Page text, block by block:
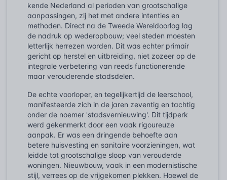
kende Nederland al perioden van grootschalige
aanpassingen, zij het met andere intenties en
methoden. Direct na de Tweede Wereldoorlog lag
de nadruk op wederopbouw; veel steden moesten
letterlijk herrezen worden. Dit was echter primair
gericht op herstel en uitbreiding, niet zozeer op de
integrale verbetering van reeds functionerende
maar verouderende stadsdelen.
De echte voorloper, en tegelijkertijd de leerschool,
manifesteerde zich in de jaren zeventig en tachtig
onder de noemer 'stadsvernieuwing'. Dit tijdperk
werd gekenmerkt door een vaak rigoureuze
aanpak. Er was een dringende behoefte aan
betere huisvesting en sanitaire voorzieningen, wat
leidde tot grootschalige sloop van verouderde
woningen. Nieuwbouw, vaak in een modernistische
stijl, verrees op de vrijgekomen plekken. Hoewel de